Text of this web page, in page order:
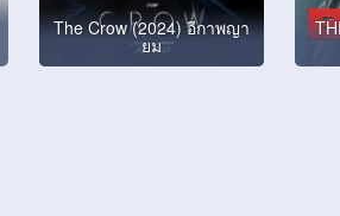
The Crow (2024) อีกาพญา
ยม